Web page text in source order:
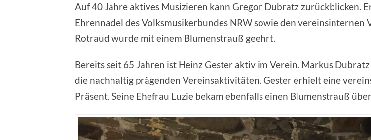
Auf 40 Jahre aktives Musizieren kann Gregor Dubratz zurückblicken.
Ehrennadel des Volksmusikerbundes NRW sowie den vereinsinternen
Rotraud wurde mit einem Blumenstrauß geehrt.
Bereits seit 65 Jahren ist Heinz Gester aktiv im Verein. Markus
die nachhaltig prägenden Vereinsaktivitäten. Gester erhielt eine
Präsent. Seine Ehefrau Luzie bekam ebenfalls einen Blumenstrauß